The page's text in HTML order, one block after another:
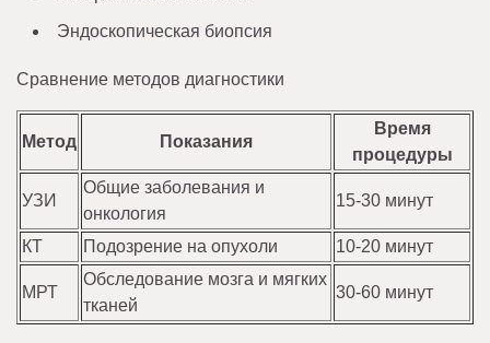
Эндоскопическая биопсия
Сравнение методов диагностики
Метод Показания
Время
процедуры
УЗИ
Общие заболевания и
онкология
15-30 минут
КТ Подозрение на опухоли 10-20 минут
МРТ
Обследование мозга и мягких
тканей
30-60 минут